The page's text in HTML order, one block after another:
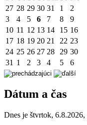
27 28 29 30 31 1
2
3
4 5 6 7 8
9
10 11 12 13 14 15 16
17 18 19 20 21 22 23
24 25 26 27 28 29 30
31 1 2 3 4 5 6
Dátum a čas
Dnes je štvrtok, 6.8.2026,